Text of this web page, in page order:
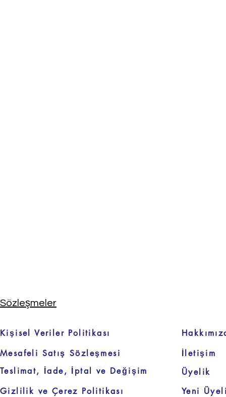
Sözleşmeler
Kişisel Veriler Politikası
Mesafeli Satış Sözleşmesi
Teslimat, İade, İptal ve Değişim
Gizlilik ve Çerez Politikası
İletişim
Üyelik
Yeni